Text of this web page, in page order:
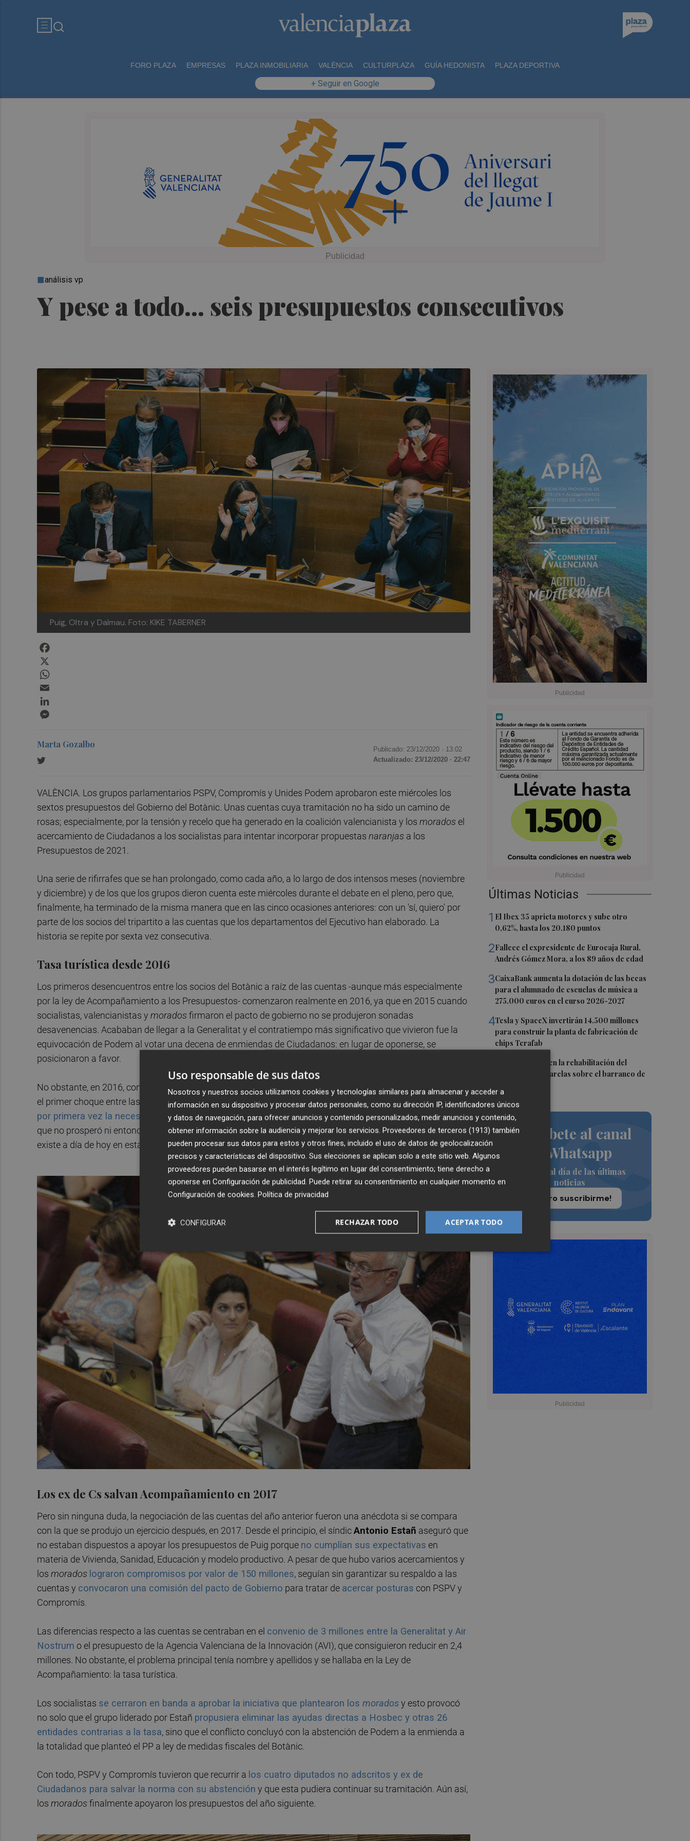
FORO PLAZA EMPRESAS PLAZA INMOBILIARIA VALÈNCIA CULTURPLAZA GUÍA HEDONISTA PLAZA DEPORTIVA
+ Seguir en Google
Y pese a todo... seis presupuestos consecutivos
análisis vp
Puig, Oltra y Dalmau. Foto: KIKE TABERNER
Últimas Noticias
1 El Ibex 35 aprieta motores y sube otro
0,62%, hasta los 20.180 puntos
2Fallece el expresidente de Eurocaja Rural,
Andrés Gómez Mora, a los 89 años de edad
3CaixaBank aumenta la dotación de las becas
para el alumnado de escuelas de música a
275.000 euros en el curso 2026-2027
4Tesla y SpaceX invertirán 14.500 millones
para construir la planta de fabricación de
chips Terafab
L'Eliana avanza en la rehabilitación del
puente y las pasarelas sobre el barranco de
Suscríbete al canal
de Whatsapp
Siempre al día de las últimas
noticias
¡Quiero suscribirme!
Marta Gozalbo Publicado: 23/12/2020 · 13:02
Actualizado: 23/12/2020 · 22:47
VALÈNCIA. Los grupos parlamentarios PSPV, Compromís y Unides Podem aprobaron este miércoles los
sextos presupuestos del Gobierno del Botànic. Unas cuentas cuya tramitación no ha sido un camino de
rosas; especialmente, por la tensión y recelo que ha generado en la coalición valencianista y los morados el
acercamiento de Ciudadanos a los socialistas para intentar incorporar propuestas naranjas a los
Presupuestos de 2021.
Una serie de rifirrafes que se han prolongado, como cada año, a lo largo de dos intensos meses (noviembre
y diciembre) y de los que los grupos dieron cuenta este miércoles durante el debate en el pleno, pero que,
finalmente, ha terminado de la misma manera que en las cinco ocasiones anteriores: con un 'sí, quiero' por
parte de los socios del tripartito a las cuentas que los departamentos del Ejecutivo han elaborado. La
historia se repite por sexta vez consecutiva.
Tasa turística desde 2016
Los primeros desencuentros entre los socios del Botànic a raíz de las cuentas -aunque más especialmente
por la ley de Acompañamiento a los Presupuestos- comenzaron realmente en 2016, ya que en 2015 cuando
socialistas, valencianistas y moradosfirmaron el pacto de gobierno no se produjeron sonadas
desavenencias. Acababan de llegar a la Generalitat y el contratiempo más significativo que vivieron fue la
equivocación de Podem al votar una decena de enmiendas de Ciudadanos: en lugar de oponerse, se
posicionaron a favor.
No obstante, en 2016, con un año de experiencia ya en el Ejecutivo y con Podem fuera del Consell, se produjo
el primer choque entre las fuerzas del Botànic. El partido entonces dirigido porAntonio Montielplanteó
por primera vez la necesidad de incorporar una tasa turísticaa lo largo del ejercicio de 2017. Un debate
que no prosperó ni entonces, ni en los años posteriores, pero que sirvió para exhibir la distancia que existía y
existe a día de hoy en esta cuestiónentre Podemos y el PSPV.
Los ex de Cs salvan Acompañamiento en 2017
Pero sin ninguna duda, la negociación de las cuentas del año anterior fueron una anécdota si se compara
con la que se produjo un ejercicio después, en 2017. Desde el principio, el síndicAntonio Estañ aseguró que
no estaban dispuestos a apoyar los presupuestos de Puig porque no cumplían sus expectativas en
materia de Vivienda, Sanidad, Educación y modelo productivo. A pesar de que hubo varios acercamientos y
los morados lograron compromisos por valor de 150 millones, seguían sin garantizar su respaldo a las
cuentas y convocaron una comisión del pacto de Gobierno para tratar de acercar posturas con PSPV y
Compromís.
Las diferencias respecto a las cuentas se centraban en el convenio de 3 millones entre la Generalitat y Air
Nostrum o el presupuesto de la Agencia Valenciana de la Innovación (AVI), que consiguieron reducir en 2,4
millones. No obstante, el problema principal tenía nombre y apellidos y se hallaba en la Ley de
Acompañamiento: la tasa turística.
Los socialistas se cerraron en banda a aprobar la iniciativa que plantearon los moradosy esto provocó
no solo que el grupo liderado por Estañ propusiera eliminar las ayudas directas a Hosbec y otras 26
entidades contrarias a la tasa, sino que el conflicto concluyó con la abstención de Podem a la enmienda a
la totalidad que planteó el PP a ley de medidas fiscales del Botànic.
Con todo, PSPV y Compromís tuvieron que recurrir a los cuatro diputados no adscritos y ex de
Ciudadanos para salvar la norma con su abstención y que esta pudiera continuar su tramitación. Aún así,
los moradosfinalmente apoyaron los presupuestos del año siguiente.
Uso responsable de sus datos
Nosotros y nuestros socios utilizamos cookies y tecnologías similares para almacenar y acceder a
información en su dispositivo y procesar datos personales, como su dirección IP, identificadores únicos
y datos de navegación, para ofrecer anuncios y contenido personalizados, medir anuncios y contenido,
obtener información sobre la audiencia y mejorar los servicios. Proveedores de terceros (1913) también
pueden procesar sus datos para estos y otros fines, incluido el uso de datos de geolocalización
precisos y características del dispositivo. Sus elecciones se aplican solo a este sitio web. Algunos
proveedores pueden basarse en el interés legítimo en lugar del consentimiento; tiene derecho a
oponerse en Configuración de publicidad. Puede retirar su consentimiento en cualquier momento en
Configuración de cookies. Política de privacidad
ACEPTAR TODO
RECHAZAR TODO
CONFIGURAR